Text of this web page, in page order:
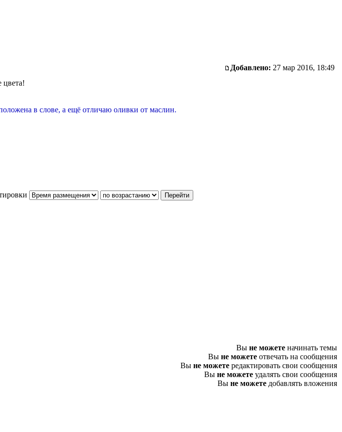
Добавлено: 27 мар 2016, 18:49
цвета!
в слове, а ещё отличаю оливки от маслин.
Вы не можете начинать темы
Вы не можете отвечать на сообщения
Вы не можете редактировать свои сообщения
Вы не можете удалять свои сообщения
Вы не можете добавлять вложения